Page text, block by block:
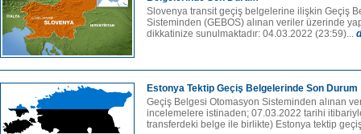
Slovenya transit geçiş belgelerine ilişkin Geçiş
Sisteminden (GEBOS) alınan veriler üzerinde
dikkatinize sunulmaktadır: 04.03.2022 (23:59)...
Estonya Tektip Geçiş Belgelerinde Son Durum
Geçiş Belgesi Otomasyon Sisteminden alınan
incelemelere istinaden; 07.03.2022 tarihi
transferdeki belge ile birlikte) Estonya tektip